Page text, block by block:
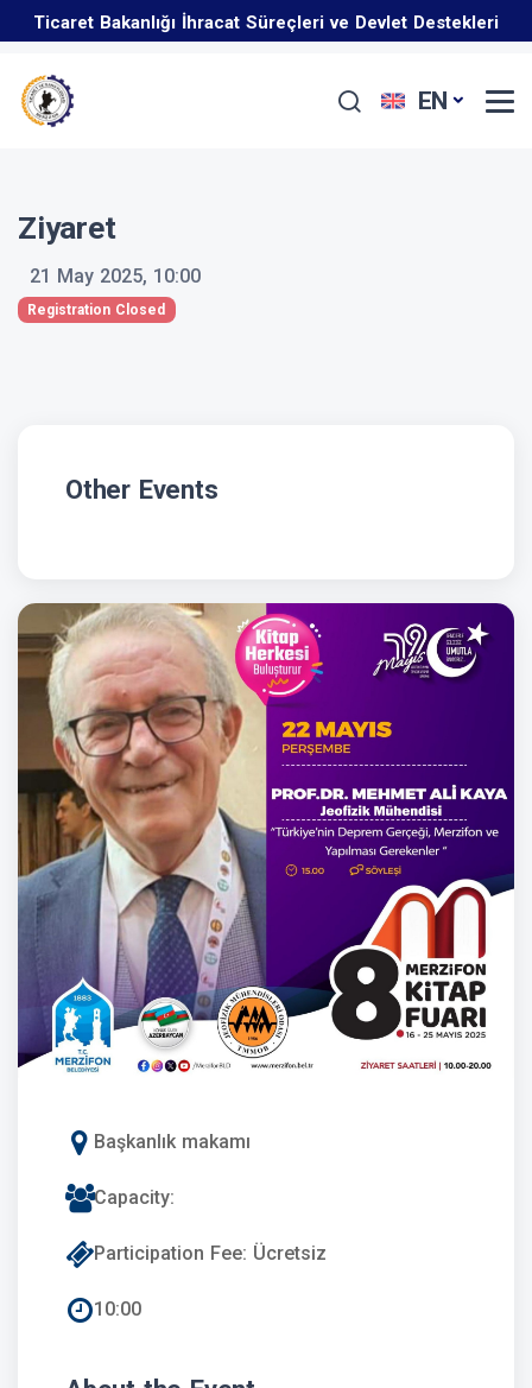
Ticaret Bakanlığı İhracat Süreçleri ve Devlet Destekleri
Enflasyon Düzeltmesi Hakkında EN
Ziyaret
21 May 2025, 10:00
Registration Closed
Other Events
Başkanlık makamı
Capacity:
Participation Fee: Ücretsiz
10:00